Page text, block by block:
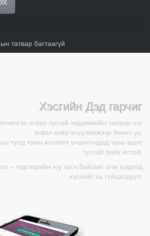
татвар багтаагүй
Хэсгийн Дэд гарчиг
эсвэл тусгай чадамжийн талаар нэг
эсвэл хоёр өгүүлэмжээр бичнэ үү.
тулд таны контент уншигчидад тань ашиг
тустай байх ёстой.
– тэдгээрийн юу хүсч байгааг олж мэдээд
хүслийг нь гүйцэлдүүл.